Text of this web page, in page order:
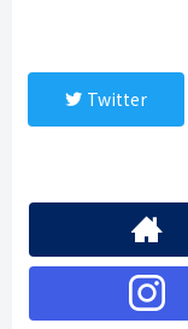
Twitter